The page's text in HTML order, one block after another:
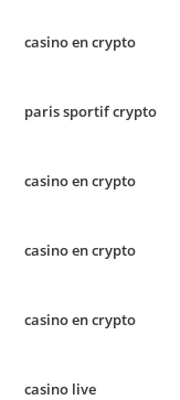
casino en crypto
paris sportif crypto
casino en crypto
casino en crypto
casino en crypto
casino live